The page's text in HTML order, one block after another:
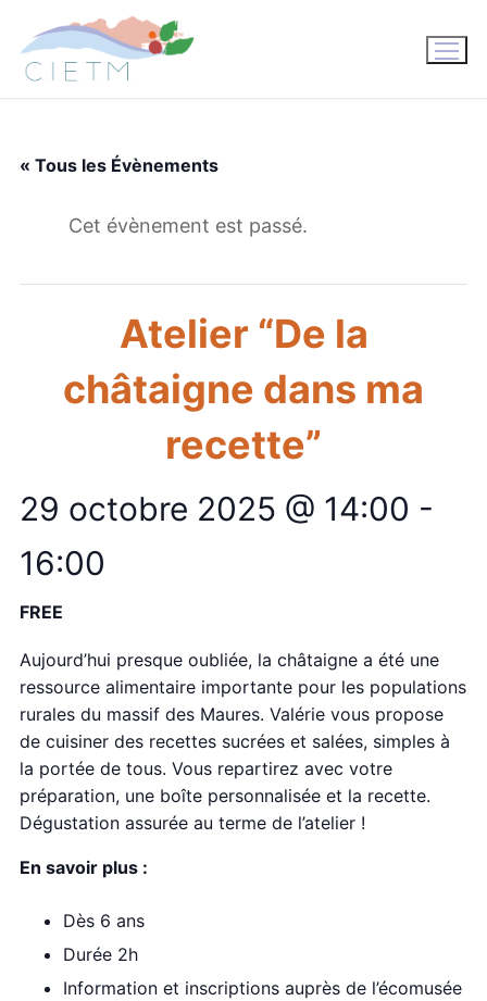
contenu
« Tous les Évènements
Cet évènement est passé.
Atelier “De la
châtaigne dans ma
recette”
29 octobre 2025 @ 14:00 -
16:00
FREE
Aujourd’hui presque oubliée, la châtaigne a été une
ressource alimentaire importante pour les populations
rurales du massif des Maures. Valérie vous propose
de cuisiner des recettes sucrées et salées, simples à
la portée de tous. Vous repartirez avec votre
préparation, une boîte personnalisée et la recette.
Dégustation assurée au terme de l’atelier !
En savoir plus :
Dès 6 ans
Durée 2h
Information et inscriptions auprès de l’écomusée